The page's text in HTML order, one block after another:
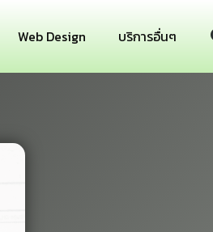
Web Design บริการอื่นๆ